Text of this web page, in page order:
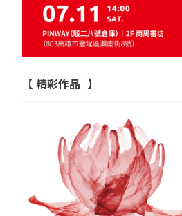
【 精彩作品 】